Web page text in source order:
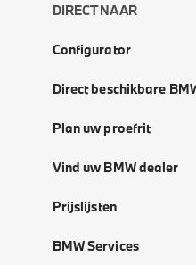
DIRECT NAAR
Configurator
Direct beschikbare
Plan uw proefrit
Vind uw BMW dealer
Prijslijsten
BMW Services